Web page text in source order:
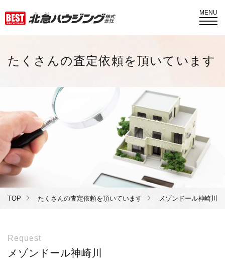
MENU
たくさんの査定依頼を頂いています
TOP たくさんの査定依頼を頂いています メゾンドール神崎川
Request
メゾンドール神崎川